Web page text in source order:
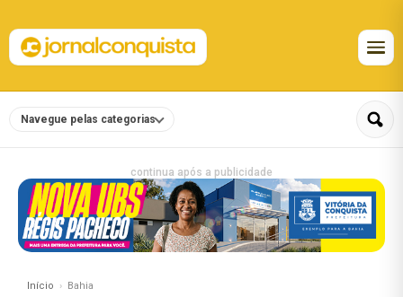
Navegue pelas categorias
continua após a publicidade
Início Bahia